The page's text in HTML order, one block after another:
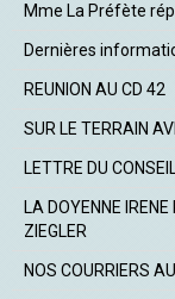
Mme La Préfète
Dernières
REUNION AU CD 42
SUR LE TERRAIN
LETTRE DU
LA DOYENNE
ZIEGLER
NOS COURRIERS